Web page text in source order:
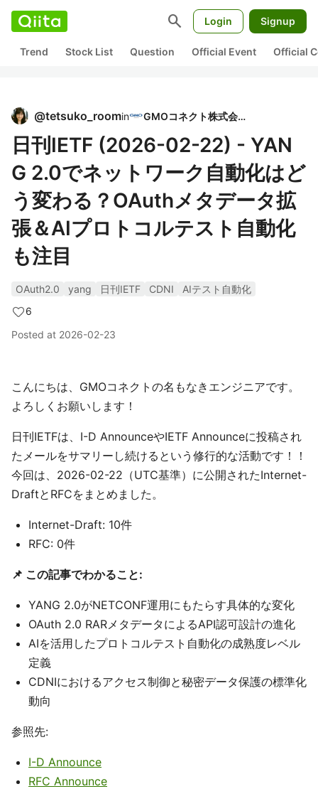
search Login Signup
Trend Stock List Question Official Event Official
@tetsuko_roomin GMOコネクト株式会社
日刊IETF (2026-02-22) - YAN
G 2.0でネットワーク自動化はど
う変わる？OAuthメタデータ拡
張＆AIプロトコルテスト自動化
も注目
OAuth2.0 yang 日刊IETF CDNI
AIテスト自動化
6
Posted at 2026-02-23
こんにちは、GMOコネクトの名もなきエンジニアです。
よろしくお願いします！
日刊IETFは、I-D AnnounceやIETF Announceに投稿され
たメールをサマリーし続けるという修行的な活動です！！
今回は、2026-02-22（UTC基準）に公開されたInternet-
DraftとRFCをまとめました。
Internet-Draft: 10件
RFC: 0件
📌 この記事でわかること:
YANG 2.0がNETCONF運用にもたらす具体的な変化
OAuth 2.0 RARメタデータによるAPI認可設計の進化
AIを活用したプロトコルテスト自動化の成熟度レベル
定義
CDNIにおけるアクセス制御と秘密データ保護の標準化
動向
参照先:
I-D Announce
RFC Announce